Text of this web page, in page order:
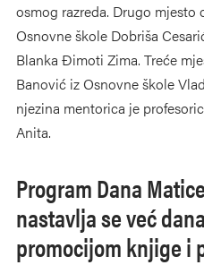
osmog razreda. Drugo mjesto
Osnovne škole Dobriša
Blanka Đimoti Zima. Treće
Banović iz Osnovne škole
njezina mentorica je
Anita.
Program Dana
nastavlja se već
promocijom knjige i